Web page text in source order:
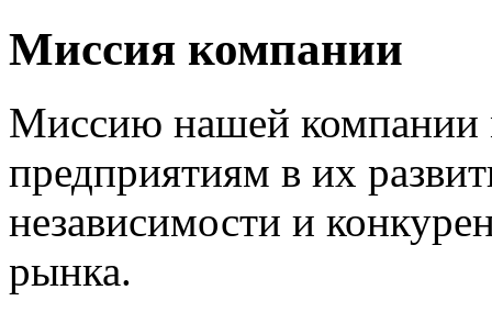
Миссия компании
Миссию нашей
предприятиям в их
независимости и
рынка.